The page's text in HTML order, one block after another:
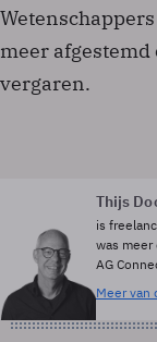
meer
vergaren.
Thijs
is
was meer
AG
Meer van